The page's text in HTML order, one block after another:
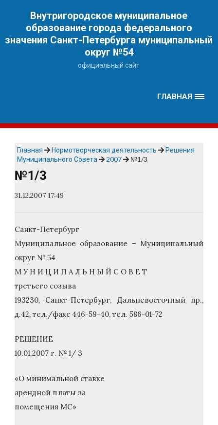
Внутригородское муниципальное
образование города федерального
значения Санкт-Петербурга муниципальный
округ №54
официальный сайт
ГЛАВНАЯ
Главная Нормотворческая деятельность
Решения
Муниципального Совета
2007 №1/3
№1/3
31.12.2007 17:49
Санкт-Петербург
Муниципальное образование – Муниципальный
округ № 54
М У Н И Ц И П А Л Ь Н Ы Й С О В Е Т
третьего созыва
193230, Санкт-Петербург, Дальневосточный пр.,
д.42, тел./факс 446-59-40, тел. 586-01-72
РЕШЕНИЕ
10.01.2007 г. № 1/ 3
«О минимальной ставке
арендной платы за
помещения МС»